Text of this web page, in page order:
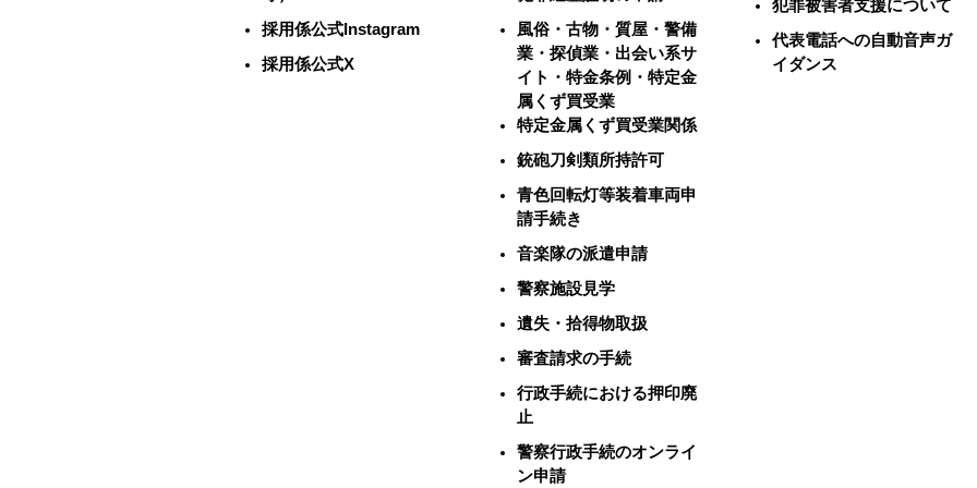
採用係公式Instagram
採用係公式X
風俗・古物・質屋・警備
業・探偵業・出会い系サ
イト・特金条例・特定金
属くず買受業
特定金属くず買受業関係
銃砲刀剣類所持許可
青色回転灯等装着車両申
請手続き
音楽隊の派遣申請
警察施設見学
遺失・拾得物取扱
審査請求の手続
行政手続における押印廃
止
警察行政手続のオンライ
ン申請
犯罪被害者支援について
代表電話への自動音声ガ
イダンス